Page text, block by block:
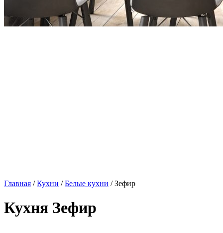
Главная /Кухни /Белые кухни / Зефир
Кухня Зефир